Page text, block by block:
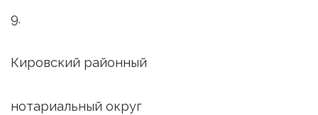
9.
Кировский районный
нотариальный округ